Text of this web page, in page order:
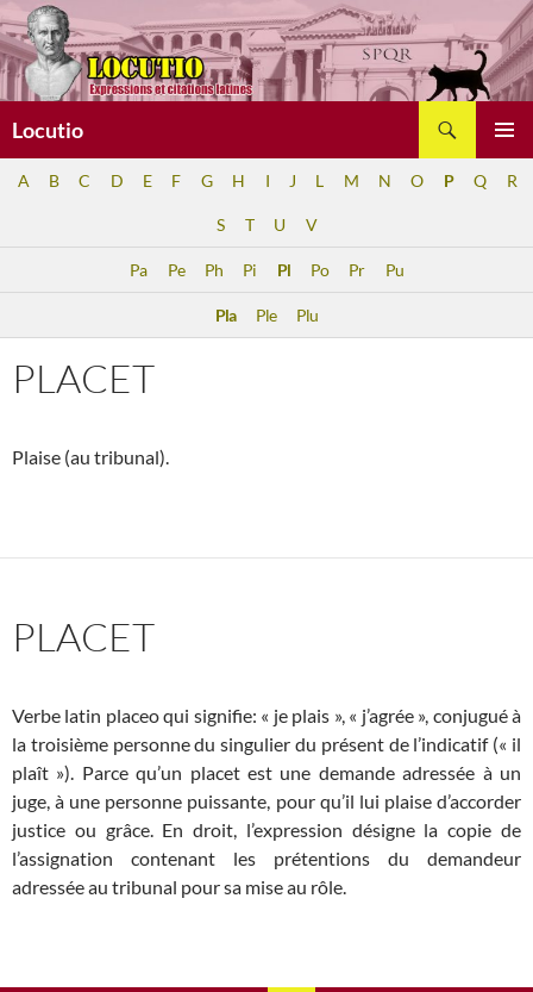
Aller
au
contenu
Locutio
A B C D E F G H I J L M N O P Q R
S T U V
Pa Pe Ph Pi Pl Po Pr Pu
Pla Ple Plu
PLACET
Plaise (au tribunal).
PLACET
Verbe latin placeo qui signifie: « je plais », « j’agrée », conjugué à
la troisième personne du singulier du présent de l’indicatif (« il
plaît »). Parce qu’un placet est une demande adressée à un
juge, à une personne puissante, pour qu’il lui plaise d’accorder
justice ou grâce. En droit, l’expression désigne la copie de
l’assignation contenant les prétentions du demandeur
adressée au tribunal pour sa mise au rôle.